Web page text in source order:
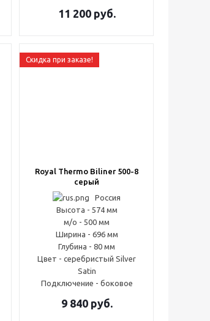
11 200руб.
Скидка при заказе!
Royal Thermo Biliner 500-8
серый
Россия
Высота - 574 мм
м/о - 500 мм
Ширина - 696 мм
Глубина - 80 мм
Цвет - серебристый Silver
Satin
Подключение - боковое
9 840руб.